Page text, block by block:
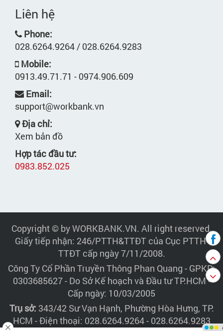
Liên hệ
Phone:
028.6264.9264 / 028.6264.9283
Mobile:
0913.49.71.71 - 0974.906.609
Email:
support@workbank.vn
Địa chỉ:
Xem bản đồ
Hợp tác đầu tư:
0983.852.025
Copyright © by WORKBANK.VN. All right reserved.
Giấy tiếp nhận: 246/PTTH&TTĐT của Cục PTTH-
TTĐT cấp ngày 7/11/2008.
Công Ty Cổ Phần Truyền Thông Phan Quang - GPKD:
0303685627 - Do Sở Kế hoạch và Đầu tư TP.HCM -
Cấp ngày: 10/03/2005
Trụ sở: 343/42 Sư Vạn Hạnh, Phường Hòa Hưng, TP.
HCM - Điện thoại: 028.6264.9264 - 028.6264.9283